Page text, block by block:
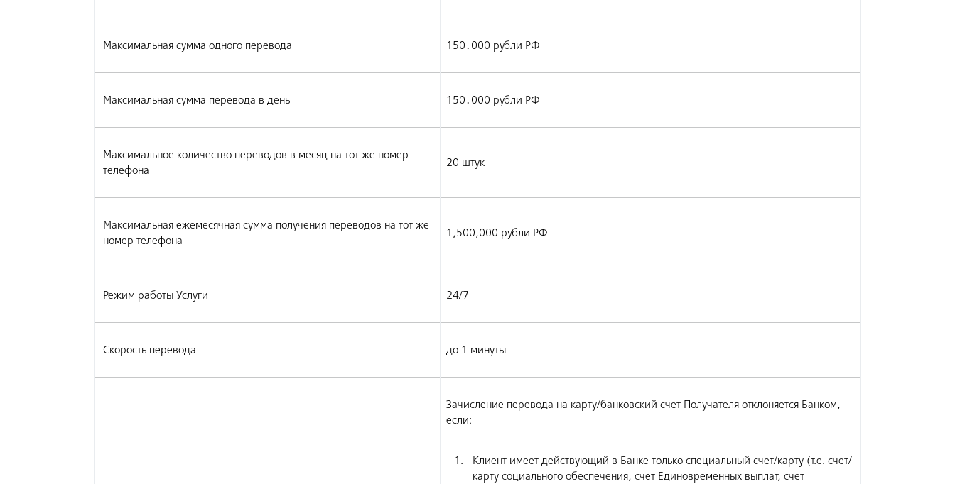
Максимальная сумма одного перевода 150․000 рубли РФ
Максимальная сумма перевода в день 150․000 рубли РФ
Максимальное количество переводов в месяц на тот же номер
телефона
20 штук
Максимальная ежемесячная сумма получения переводов на тот же
номер телефона
1,500,000 рубли РФ
Режим работы Услуги 24/7
Скорость перевода до 1 минуты
Зачисление перевода на карту/банковский счет Получателя отклоняется Банком,
если:
Клиент имеет действующий в Банке только специальный счет/карту (т.е. счет/
карту социального обеспечения, счет Единовременных выплат, счет